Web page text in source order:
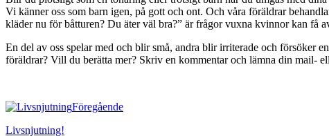
Vi känner oss som barn igen, på gott och ont. Och våra föräldrar
kläder nu för båtturen? Du äter väl bra?” är frågor vuxna kvinnor kan få
En del av oss spelar med och blir små, andra blir irriterade och försöker
föräldrar? Vill du berätta mer? Skriv en kommentar och lämna din mail-
Föregående
Livsnjutning!